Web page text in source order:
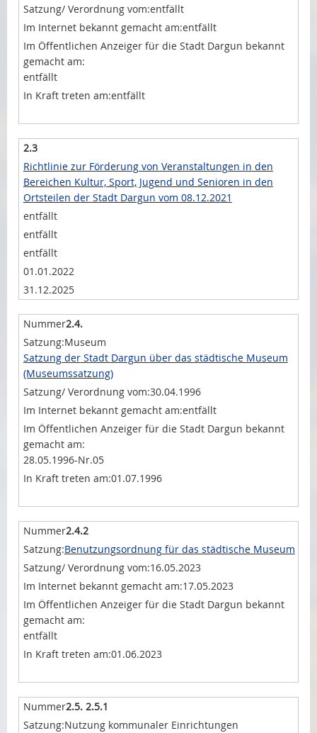
entfällt
entfällt
entfällt
entfällt
2.3
Richtlinie zur Förderung von Veranstaltungen in den
Bereichen Kultur, Sport, Jugend und Senioren in den
Ortsteilen der Stadt Dargun vom 08.12.2021
entfällt
entfällt
entfällt
01.01.2022
31.12.2025
2.4.
Museum
Satzung der Stadt Dargun über das städtische Museum
(Museumssatzung)
30.04.1996
entfällt
28.05.1996-Nr.05
01.07.1996
2.4.2
Benutzungsordnung für das städtische Museum
16.05.2023
17.05.2023
entfällt
01.06.2023
2.5. 2.5.1
Nutzung kommunaler Einrichtungen